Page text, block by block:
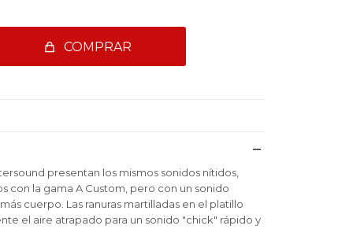
COMPRAR
presentan los mismos sonidos nítidos,
con la gama A Custom, pero con un sonido
cuerpo. Las ranuras martilladas en el platillo
el aire atrapado para un sonido "chick" rápido y